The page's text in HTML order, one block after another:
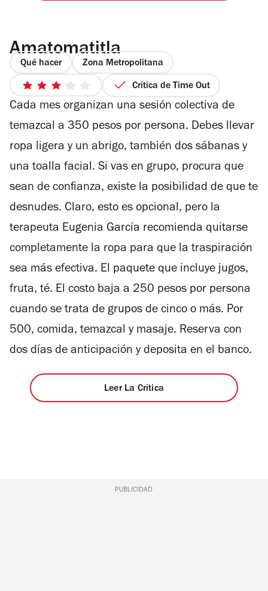
Amatomatitla
Qué hacer Zona Metropolitana
3
de
Crítica de Time Out
Cada mes organizan una sesión colectiva de
temazcal a 350 pesos por persona. Debes llevar
ropa ligera y un abrigo, también dos sábanas y
una toalla facial. Si vas en grupo, procura que
sean de confianza, existe la posibilidad de que te
desnudes. Claro, esto es opcional, pero la
terapeuta Eugenia García recomienda quitarse
completamente la ropa para que la traspiración
sea más efectiva. El paquete que incluye jugos,
fruta, té. El costo baja a 250 pesos por persona
cuando se trata de grupos de cinco o más. Por
500, comida, temazcal y masaje. Reserva con
dos días de anticipación y deposita en el banco.
Leer La Crítica
PUBLICIDAD